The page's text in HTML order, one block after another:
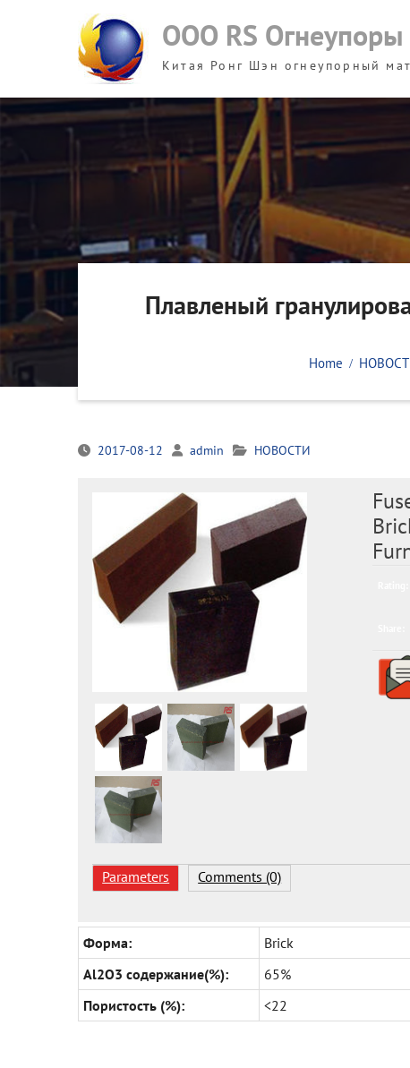
ООО RS Огнеупоры
Китая Ронг Шэн огнеупорный
Плавленый
Home
2017-08-12 admin НОВОСТИ
Parameters Comments (0)
Форма: Brick
Al2O3 содержание(%):
65%
Пористость (%):
<22